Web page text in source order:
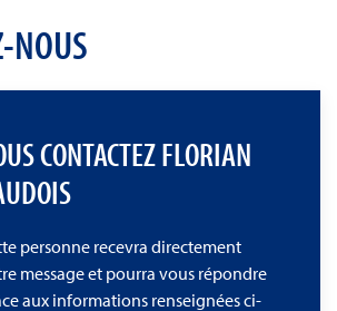
NOUS
CONTACTEZ FLORIAN
personne recevra directement
message et pourra vous répondre
aux informations renseignées ci-